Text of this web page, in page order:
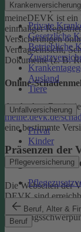
Krankenversicherung
Private
Gesetzliche
Betriebliche
Ausland
Tiere
Unfallversicherung
Privat
Kinder
Pflegeversicherung
Beruf, Alter &
Beruf
Das Serviceportal
meineDEVK ist ein
einmaliger
Versicherungen
Vertragseinsicht,
Dokumente (z. B.
Online-
Auch ohne
meine.devk.de/
eine bestimmte
Präsenzen der
Die Webseiten der
DEVK sind
Informationen zum